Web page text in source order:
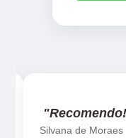
Silvana de Moraes